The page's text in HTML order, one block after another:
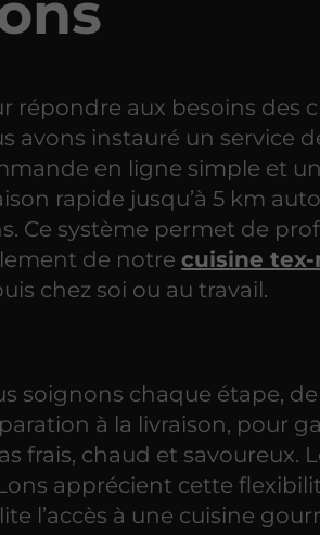
répondre aux besoins des
avons instauré un service
en ligne simple et
rapide jusqu’à 5 km
Ce système permet de
de notrecuisine
chez soi ou au travail.
soignons chaque étape, de
à la livraison, pour
frais, chaud et savoureux.
apprécient cette
l’accès à une cuisine